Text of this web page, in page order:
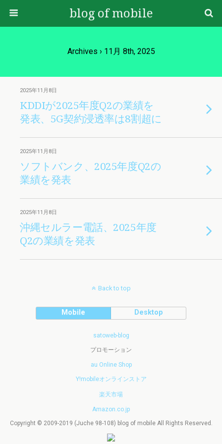
blog of mobile
Archives › 11月 8th, 2025
2025年11月8日
KDDIが2025年度Q2の業績を
発表、5G契約浸透率は8割超に
2025年11月8日
ソフトバンク、2025年度Q2の
業績を発表
2025年11月8日
沖縄セルラー電話、2025年度
Q2の業績を発表
Back to top
Mobile Desktop
satoweb-blog
プロモーション
au Online Shop
Y!mobileオンラインストア
楽天市場
Amazon.co.jp
Copyright © 2009-2019 (Juche 98-108) blog of mobile All Rights Reserved.